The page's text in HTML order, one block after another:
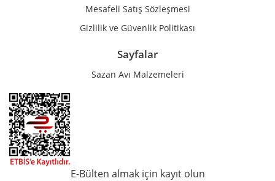
Mesafeli Satış Sözleşmesi
Gizlilik ve Güvenlik Politikası
Sayfalar
Sazan Avı Malzemeleri
E-Bülten almak için kayıt olun